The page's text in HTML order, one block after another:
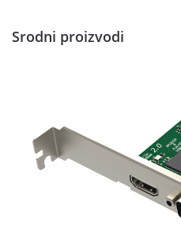
Srodni proizvodi